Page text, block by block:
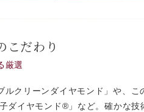
こだわり
厳選
ルクリーンダイヤモンド」や、こ
ダイヤモンド®︎」など。確かな技